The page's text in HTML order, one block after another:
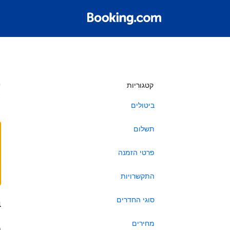
קטגוריות
ביטולים
תשלום
פרטי הזמנה
התקשרויות
סוגי החדרים
מחירים